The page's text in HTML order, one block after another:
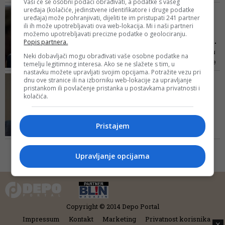
projekt uz Vladu KS koja će
dodatna sredstva za ovu namjenu
obezbijediti u rebalansu budžeta
za 2019. godinu
VAŽI SAMO ZA ŽENE 'BEZ
KOJIH SE MOŽE'
Premijer se 'preračunao':
Forto poslao hitni dopis...
"Dakle, 8. mart je radni dan, ali u
institucijama u kojima je moguće
osigurati nesmetan proces rada,
uposlenicama je moguće dozvoliti
slobodan dan", navodi se u odluci
NAKON NEUSVAJANJA
IZVJEŠTAJA O RADU
uprave i direktori javnih
Na narednoj sjednici Skupštine
članova skupština pojedinih
preduzeća, rekao Konaković
Copyright © 2014 Depo Portal
Impressum
Kontakt Marketing Privatnost korisnika
uređaja (kolačiće, jedinstvene identifikatore i druge podatke
uređaja) može pohranjivati, dijeliti te im pristupati 241 partner
ili ih može upotrebljavati ova web-lokacija. Mi i naši partneri
možemo upotrebljavati precizne podatke o geolociranju.
Popis partnera.
Neki dobavljači mogu obrađivati vaše osobne podatke na
temelju legitimnog interesa. Ako se ne slažete s tim, u
nastavku možete upravljati svojim opcijama. Potražite vezu pri
dnu ove stranice ili na izborniku web-lokacije za upravljanje
pristankom ili povlačenje pristanka u postavkama privatnosti i
kolačića.
Pristajem
Upravljanje opcijama